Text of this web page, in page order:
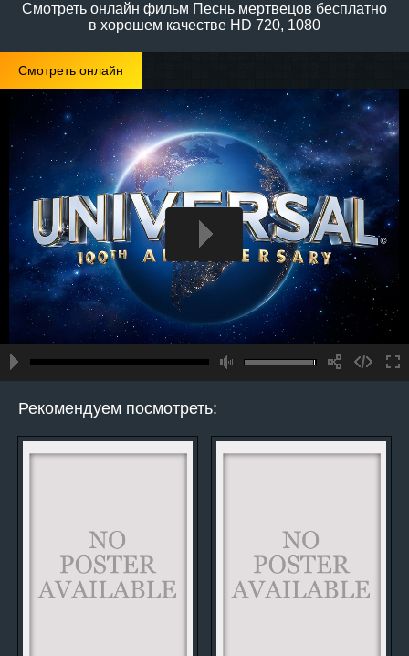
Смотреть онлайн фильм Песнь мертвецов бесплатно
в хорошем качестве HD 720, 1080
Смотреть онлайн
Рекомендуем посмотреть: